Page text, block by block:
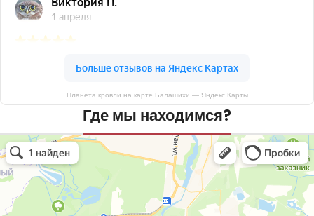
Планета кровли на карте Балашихи — Яндекс Карты
Где мы находимся?
Планета кровли
Кровля и кровельные материалы в Балашихе
Окна в Балашихе